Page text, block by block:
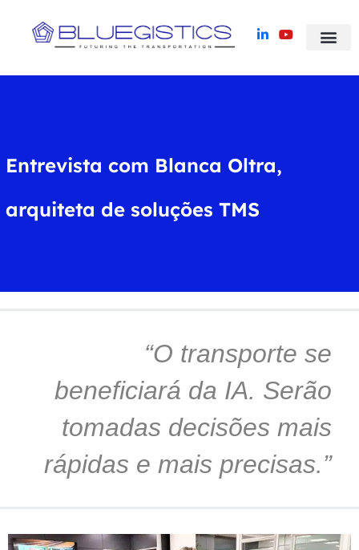
Entrevista com Blanca Oltra,
arquiteta de soluções TMS
“O transporte se
beneficiará da IA. Serão
tomadas decisões mais
rápidas e mais precisas.”